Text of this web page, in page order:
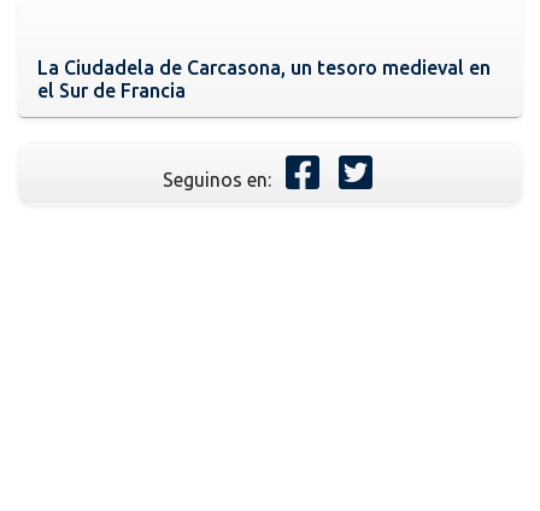
La Ciudadela de Carcasona, un tesoro medieval en
el Sur de Francia
Seguinos en: